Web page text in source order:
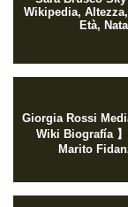
Wikipedia,
Età, Nata
Giorgia Rossi
Wiki Biografía
Marito